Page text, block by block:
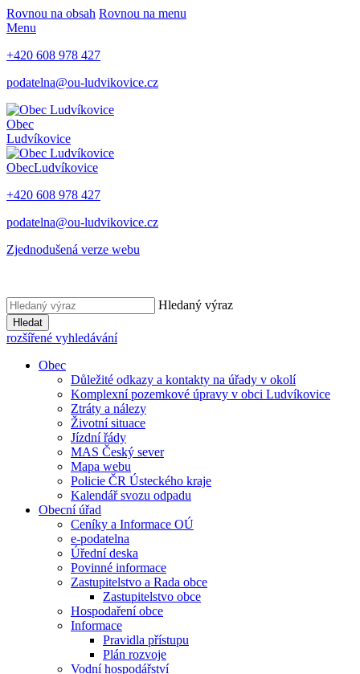
Rovnou na obsah Rovnou na menu
Menu
+420 608 978 427
podatelna@ou-ludvikovice.cz
Obec
Ludvíkovice
ObecLudvíkovice
+420 608 978 427
podatelna@ou-ludvikovice.cz
Zjednodušená verze webu
Hledaný výraz
Hledat
rozšířené vyhledávání
Obec
Důležité odkazy a kontakty na úřady v okolí
Komplexní pozemkové úpravy v obci Ludvíkovice
Ztráty a nálezy
Životní situace
Jízdní řády
MAS Český sever
Mapa webu
Policie ČR Ústeckého kraje
Kalendář svozu odpadu
Obecní úřad
Ceníky a Informace OÚ
e-podatelna
Úřední deska
Povinné informace
Zastupitelstvo a Rada obce
Zastupitelstvo obce
Hospodaření obce
Informace
Pravidla přístupu
Plán rozvoje
Vodní hospodářství